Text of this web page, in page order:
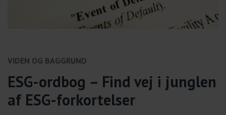
VIDEN OG BAGGRUND
ESG-ordbog – Find vej i junglen
af ESG-forkortelser